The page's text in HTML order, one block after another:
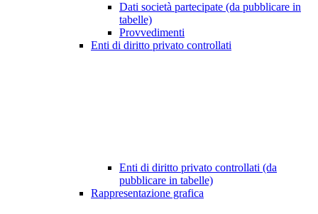
Dati società partecipate (da pubblicare in
tabelle)
Provvedimenti
Enti di diritto privato controllati
Enti di diritto privato controllati (da
pubblicare in tabelle)
Rappresentazione grafica